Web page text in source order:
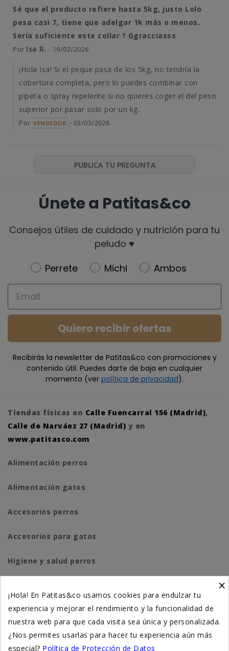
Sé que el producto refiere hasta 5kg, justo Lolo
pesa casi 7, tiene que adelgar 1k más o menos.
Sería suficiente este collar ? Ggracciasss
Por Isa R. - 19/02/2026
¡Hola Isa! Si el peque pasa de los 5kg, no tendría la
cobertura completa, pero lo puedes combinar con
pipeta o spray repelente si no quieres coger el del peso
superior por pasar solo por un kg.
Por VENDEDOR - 03/03/2026
PUBLICA TU PREGUNTA
Únete a Patitas&co
Consejos útiles de cuidado y nutrición para tu
peludo ♥️
Newsletter
Perrete Michi
Ambos
Email
Quiero recibir ofertas
Recibirás la newsletter de Patitas&co con promociones y
contenido útil. Puedes darte de baja en cualquier
momento (ver política de privacidad).
Tiendas físicas en Calle Fuencarral 156 (Madrid),
Calle de Narváez 27 (Madrid) y en
www.patitasco.com
Alimentación perros
Alimentación gatos
Accesorios perros
Accesorios para gatos
Higiene y salud perros
Suplementación natural
Otros
×
¡Hola! En Patitas&co usamos cookies para endulzar tu
experiencia y mejorar el rendimiento y la funcionalidad de
nuestra web para que cada visita sea única y personalizada.
¿Nos permites usarlas para hacer tu experiencia aún más
especial? Política de Protección de Datos